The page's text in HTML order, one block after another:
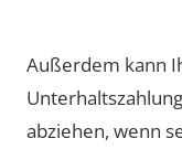
Außerdem kann
abziehen, wenn